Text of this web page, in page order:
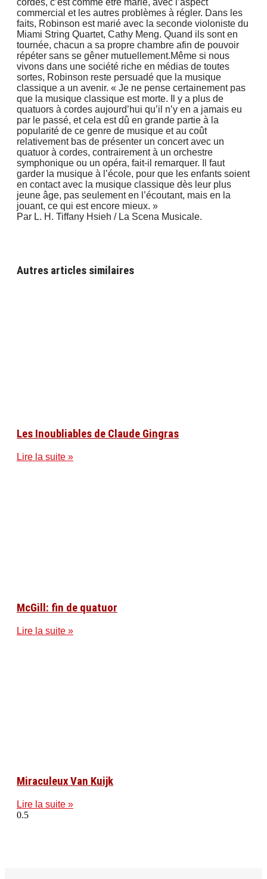
commercial et les autres problèmes à régler. Dans les
faits, Robinson est marié avec la seconde violoniste du
Miami String Quartet, Cathy Meng. Quand ils sont en
tournée, chacun a sa propre chambre afin de pouvoir
répéter sans se gêner mutuellement.Même si nous
vivons dans une société riche en médias de toutes
sortes, Robinson reste persuadé que la musique
classique a un avenir. « Je ne pense certainement pas
que la musique classique est morte. Il y a plus de
quatuors à cordes aujourd’hui qu’il n’y en a jamais eu
par le passé, et cela est dû en grande partie à la
popularité de ce genre de musique et au coût
relativement bas de présenter un concert avec un
quatuor à cordes, contrairement à un orchestre
symphonique ou un opéra, fait-il remarquer. Il faut
garder la musique à l’école, pour que les enfants soient
en contact avec la musique classique dès leur plus
jeune âge, pas seulement en l’écoutant, mais en la
jouant, ce qui est encore mieux. »
Par L. H. Tiffany Hsieh / La Scena Musicale.
Autres articles similaires
Les Inoubliables de Claude Gingras
Lire la suite »
McGill: fin de quatuor
Lire la suite »
Miraculeux Van Kuijk
Lire la suite »